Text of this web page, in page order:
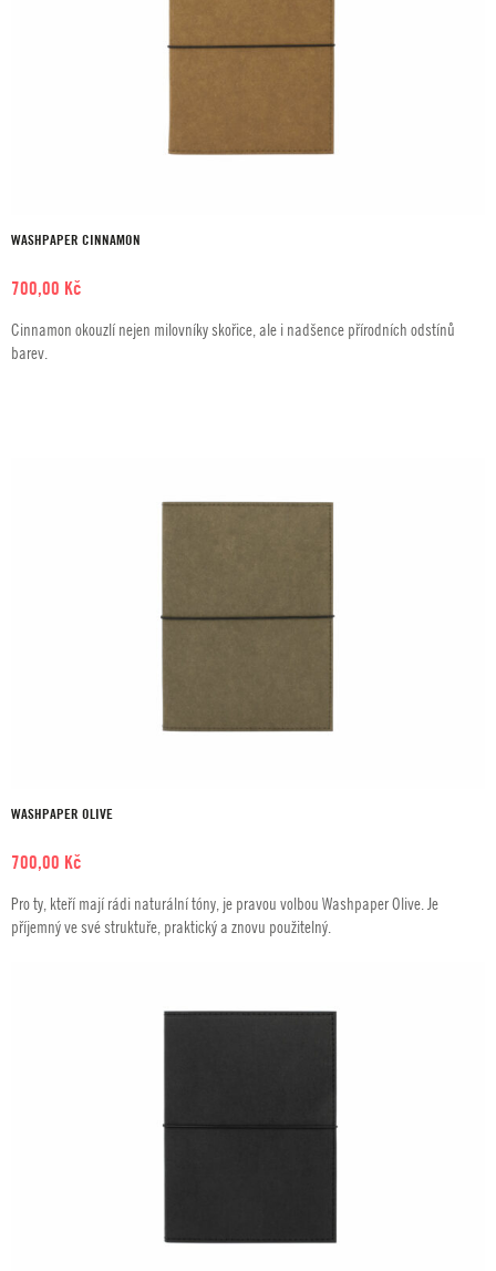
WASHPAPER CINNAMON
700,00 Kč
Cinnamon okouzlí nejen milovníky skořice, ale i nadšence přírodních odstínů
barev.
WASHPAPER OLIVE
700,00 Kč
Pro ty, kteří mají rádi naturální tóny, je pravou volbou Washpaper Olive. Je
příjemný ve své struktuře, praktický a znovu použitelný.